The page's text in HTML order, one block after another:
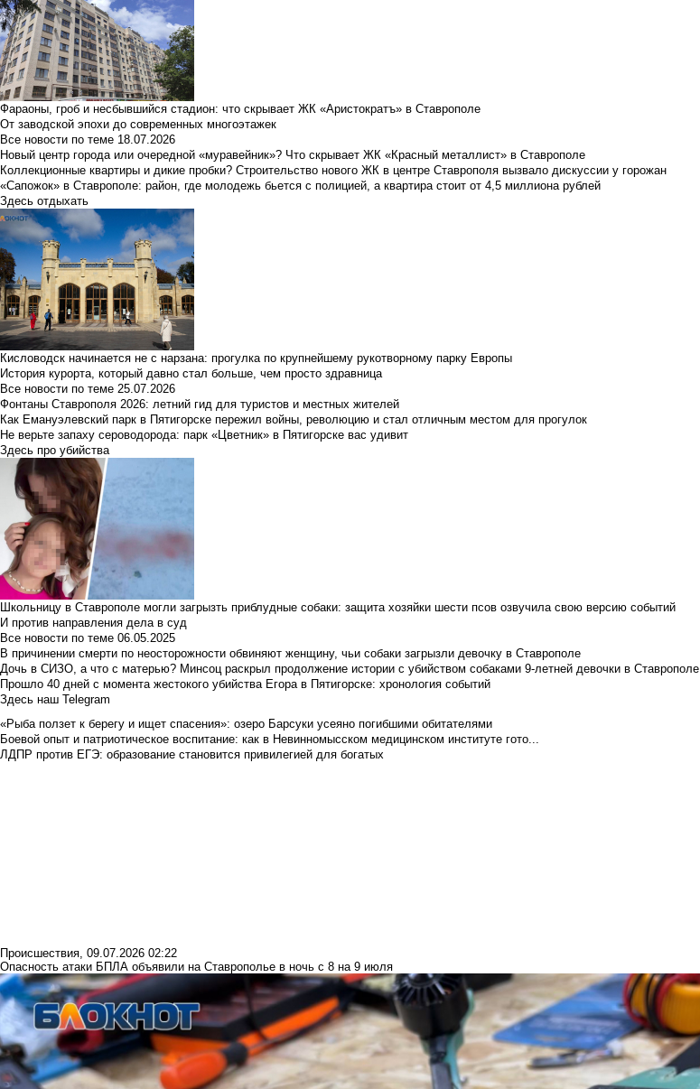
Фараоны, гроб и несбывшийся стадион: что скрывает ЖК «Аристократъ» в Ставрополе
От заводской эпохи до современных многоэтажек
Все новости по теме 18.07.2026
Новый центр города или очередной «муравейник»? Что скрывает ЖК «Красный металлист» в Ставрополе
Коллекционные квартиры и дикие пробки? Строительство нового ЖК в центре Ставрополя вызвало дискуссии у горожан
«Сапожок» в Ставрополе: район, где молодежь бьется с полицией, а квартира стоит от 4,5 миллиона рублей
Здесь отдыхать
Кисловодск начинается не с нарзана: прогулка по крупнейшему рукотворному парку Европы
История курорта, который давно стал больше, чем просто здравница
Все новости по теме 25.07.2026
Фонтаны Ставрополя 2026: летний гид для туристов и местных жителей
Как Емануэлевский парк в Пятигорске пережил войны, революцию и стал отличным местом для прогулок
Не верьте запаху сероводорода: парк «Цветник» в Пятигорске вас удивит
Здесь про убийства
Школьницу в Ставрополе могли загрызть приблудные собаки: защита хозяйки шести псов озвучила свою версию событий
И против направления дела в суд
Все новости по теме 06.05.2025
В причинении смерти по неосторожности обвиняют женщину, чьи собаки загрызли девочку в Ставрополе
Дочь в СИЗО, а что с матерью? Минсоц раскрыл продолжение истории с убийством собаками 9-летней девочки в Ставрополе
Прошло 40 дней с момента жестокого убийства Егора в Пятигорске: хронология событий
Здесь наш Telegram
«Рыба ползет к берегу и ищет спасения»: озеро Барсуки усеяно погибшими обитателями
Боевой опыт и патриотическое воспитание: как в Невинномысском медицинском институте гото...
ЛДПР против ЕГЭ: образование становится привилегией для богатых
Происшествия, 09.07.2026 02:22
Опасность атаки БПЛА объявили на Ставрополье в ночь с 8 на 9 июля